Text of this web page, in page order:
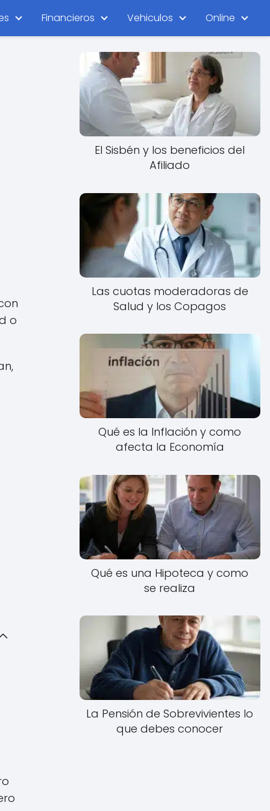
Financieros Vehiculos Online
o
El Sisbén y los beneficios del
Afiliado
Las cuotas moderadoras de
Salud y los Copagos
Qué es la Inflación y como
afecta la Economía
Qué es una Hipoteca y como
se realiza
La Pensión de Sobrevivientes lo
que debes conocer